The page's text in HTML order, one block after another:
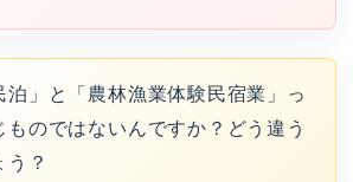
泊」と「農林漁業体験民宿業」っ
ものではないんですか？どう違う
う？